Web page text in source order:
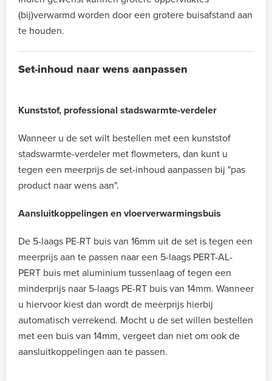
(bij)verwarmd worden door een grotere buisafstand aan
te houden.
Set-inhoud naar wens aanpassen
Kunststof, professional stadswarmte-verdeler
Wanneer u de set wilt bestellen met een kunststof
stadswarmte-verdeler met flowmeters, dan kunt u
tegen een meerprijs de set-inhoud aanpassen bij "pas
product naar wens aan".
Aansluitkoppelingen en vloerverwarmingsbuis
De 5-laags PE-RT buis van 16mm uit de set is tegen een
meerprijs aan te passen naar een 5-laags PERT-AL-
PERT buis met aluminium tussenlaag of tegen een
minderprijs naar 5-laags PE-RT buis van 14mm. Wanneer
u hiervoor kiest dan wordt de meerprijs hierbij
automatisch verrekend. Mocht u de set willen bestellen
met een buis van 14mm, vergeet dan niet om ook de
aansluitkoppelingen aan te passen.